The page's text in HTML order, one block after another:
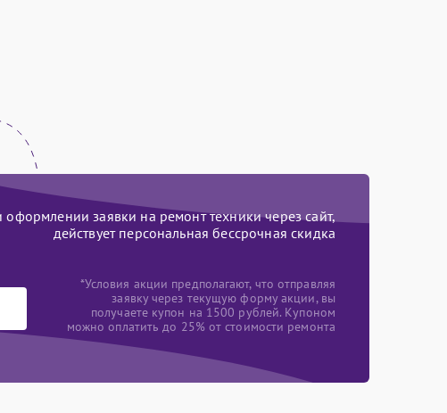
оформлении заявки на ремонт техники через сайт,
действует персональная бессрочная скидка
*Условия акции предполагают, что отправляя
заявку через текущую форму акции, вы
получаете купон на 1500 рублей. Купоном
можно оплатить до 25% от стоимости ремонта